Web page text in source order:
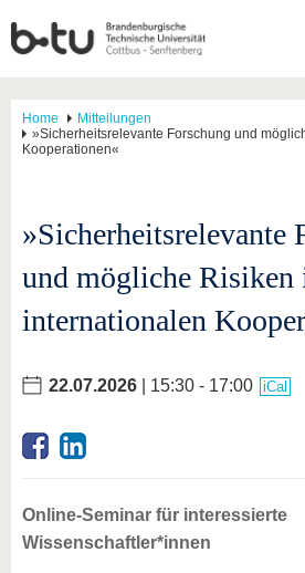
Home
Mitteilungen
»Sicherheitsrelevante Forschung und
Kooperationen«
»Sicherheitsrelevante
und mögliche Risiken
internationalen
22.07.2026 | 15:30 - 17:00 iCal
Online-Seminar für interessierte
Wissenschaftler*innen